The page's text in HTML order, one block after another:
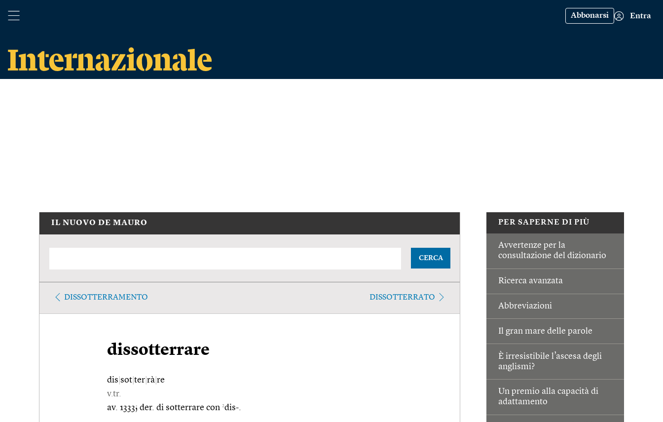
Abbonarsi Entra
PER SAPERNE DI PIÙ
Avvertenze per la
consultazione del dizionario
Ricerca avanzata
Abbreviazioni
Il gran mare delle parole
È irresistibile l’ascesa degli
anglismi?
Un premio alla capacità di
adattamento
IL NUOVO DE MAURO
CERCA
DISSOTTERRAMENTO DISSOTTERRATO
dissotterrare
dis sot ter rà re
v.tr.
av. 1333; der. di sotterrare con 2dis-.